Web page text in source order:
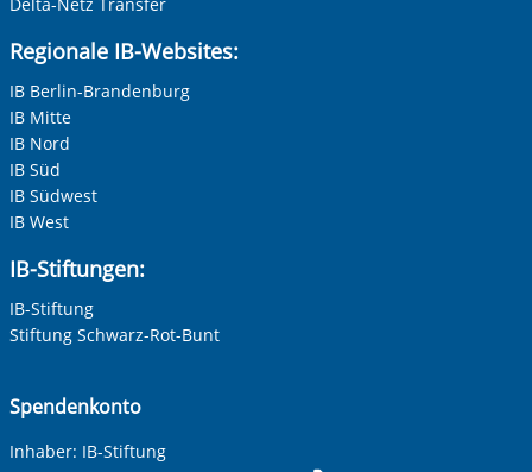
Regionale IB-Websites:
IB Berlin-Brandenburg
IB Mitte
IB Nord
IB Süd
IB Südwest
IB West
IB-Stiftungen:
IB-Stiftung
Stiftung Schwarz-Rot-Bunt
Spendenkonto
Inhaber: IB-Stiftung